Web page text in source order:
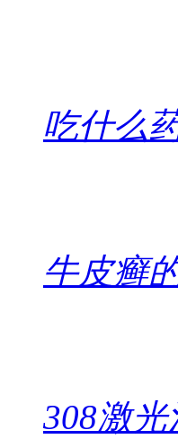
吃什么
牛皮癣
308激